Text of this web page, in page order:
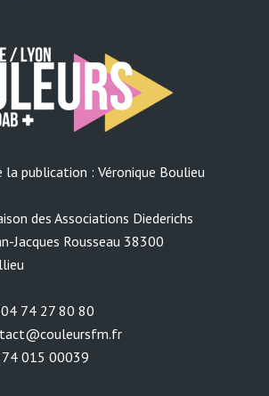
la publication : Véronique Boulieu
des Associations Diederichs
Jacques Rousseau 38300
74 27 80 80
015 00039